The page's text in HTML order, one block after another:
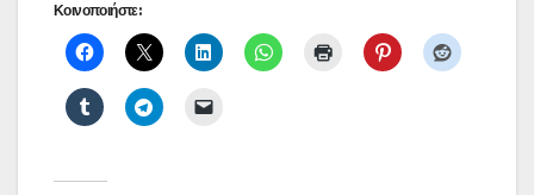
Κοινοποιήστε: